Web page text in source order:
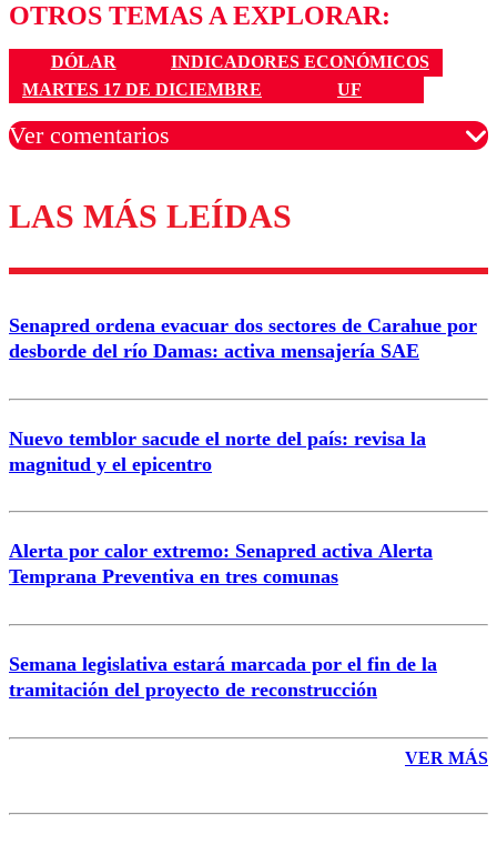
OTROS TEMAS A EXPLORAR:
DÓLAR
INDICADORES ECONÓMICOS
MARTES 17 DE DICIEMBRE
UF
Ver comentarios
Los comentarios son moderados para garantizar un
diálogo respetuoso.
Correo
LAS MÁS LEÍDAS
Senapred ordena evacuar dos sectores de Carahue por
desborde del río Damas: activa mensajería SAE
Nuevo temblor sacude el norte del país: revisa la
magnitud y el epicentro
Alerta por calor extremo: Senapred activa Alerta
Temprana Preventiva en tres comunas
Semana legislativa estará marcada por el fin de la
tramitación del proyecto de reconstrucción
VER MÁS